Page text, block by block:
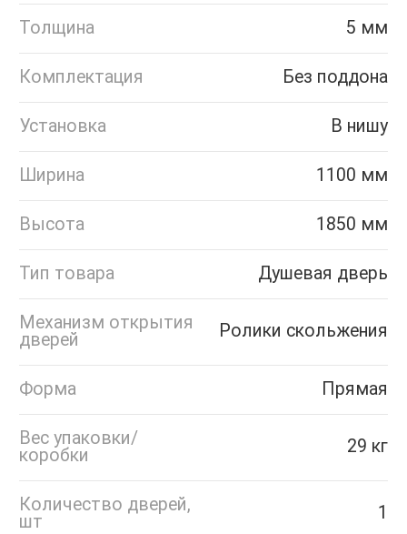
Толщина 5 мм
Комплектация Без поддона
Установка В нишу
Ширина 1100 мм
Высота 1850 мм
Тип товара Душевая дверь
Механизм открытия
дверей
Ролики скольжения
Форма Прямая
Вес упаковки/
коробки
29 кг
Количество дверей,
шт
1